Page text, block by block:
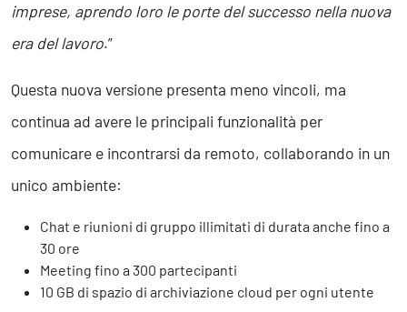
imprese, aprendo loro le porte del successo nella nuova
era del lavoro.”
Questa nuova versione presenta meno vincoli, ma
continua ad avere le principali funzionalità per
comunicare e incontrarsi da remoto, collaborando in un
unico ambiente:
Chat e riunioni di gruppo illimitati di durata anche fino a
30 ore
Meeting fino a 300 partecipanti
10 GB di spazio di archiviazione cloud per ogni utente